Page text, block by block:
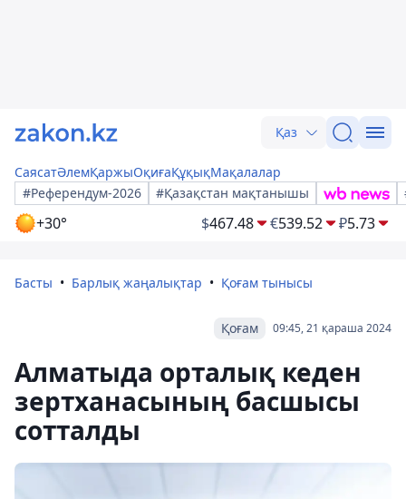
Қаз
СаясатӘлемҚаржыОқиғаҚұқықМақалалар
#Референдум-2026
#Қазақстан мақтанышы
+30° $467.48 €539.52 ₽5.73
Басты Барлық жаңалықтар Қоғам тынысы
09:45, 21 қараша 2024
Қоғам
Алматыда орталық кеден
зертханасының басшысы
сотталды